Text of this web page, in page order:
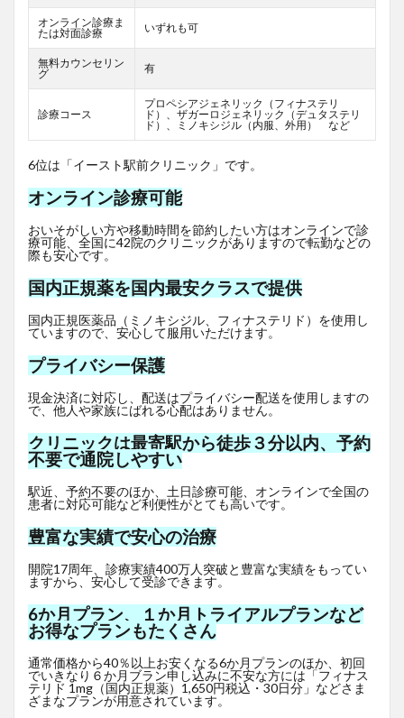
オンライン診療ま
たは対面診療
いずれも可
無料カウンセリン
グ
有
診療コース
プロペシアジェネリック（フィナステリ
ド）、ザガーロジェネリック（デュタステリ
ド）、ミノキシジル（内服、外用） など
6位は「イースト駅前クリニック」です。
オンライン診療可能
おいそがしい方や移動時間を節約したい方はオンラインで診
療可能、全国に42院のクリニックがありますので転勤などの
際も安心です。
国内正規薬を国内最安クラスで提供
国内正規医薬品（ミノキシジル、フィナステリド）を使用し
ていますので、安心して服用いただけます。
プライバシー保護
現金決済に対応し、配送はプライバシー配送を使用しますの
で、他人や家族にばれる心配はありません。
クリニックは最寄駅から徒歩３分以内、予約
不要で通院しやすい
駅近、予約不要のほか、土日診療可能、オンラインで全国の
患者に対応可能など利便性がとても高いです。
豊富な実績で安心の治療
開院17周年、診療実績400万人突破と豊富な実績をもってい
ますから、安心して受診できます。
6か月プラン、１か月トライアルプランなど
お得なプランもたくさん
通常価格から40％以上お安くなる6か月プランのほか、初回
でいきなり６か月ブラン申し込みに不安な方には「フィナス
テリド 1mg（国内正規薬）1,650円税込・30日分」などさま
ざまなプランが用意されています。